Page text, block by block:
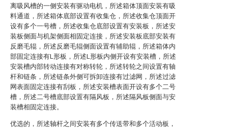
离吸风槽的一侧安装有驱动电机，所述箱体顶面安装有吸
料通道，所述箱体底部设置有收集仓，所述收集仓顶面开
设有多个一号槽，所述收集仓底部设置有安装板，所述安
装板侧面与机架侧面相固定连接，所述安装板底部安装有
反磨毛辊，所述反磨毛辊侧面设置有辅助辊，所述箱体内
部固定连接有L形板，所述L形板内侧开设有安装槽，所述
安装槽内部转动连接有对称转轮，所述转轮之间设置有轴
杆和链条，所述链条外侧可拆卸连接有过滤网，所述过滤
网表面固定连接有刮板，所述安装槽表面开设有多个二号
槽，所述二号槽底部设置有隔风板，所述隔风板侧面与安
装槽相固定连接。
优选的，所述轴杆之间安装有多个传送带和多个活动板，